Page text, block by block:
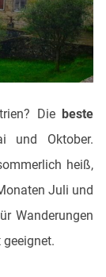
Die beste
und Oktober.
heiß,
Juli und
Wanderungen